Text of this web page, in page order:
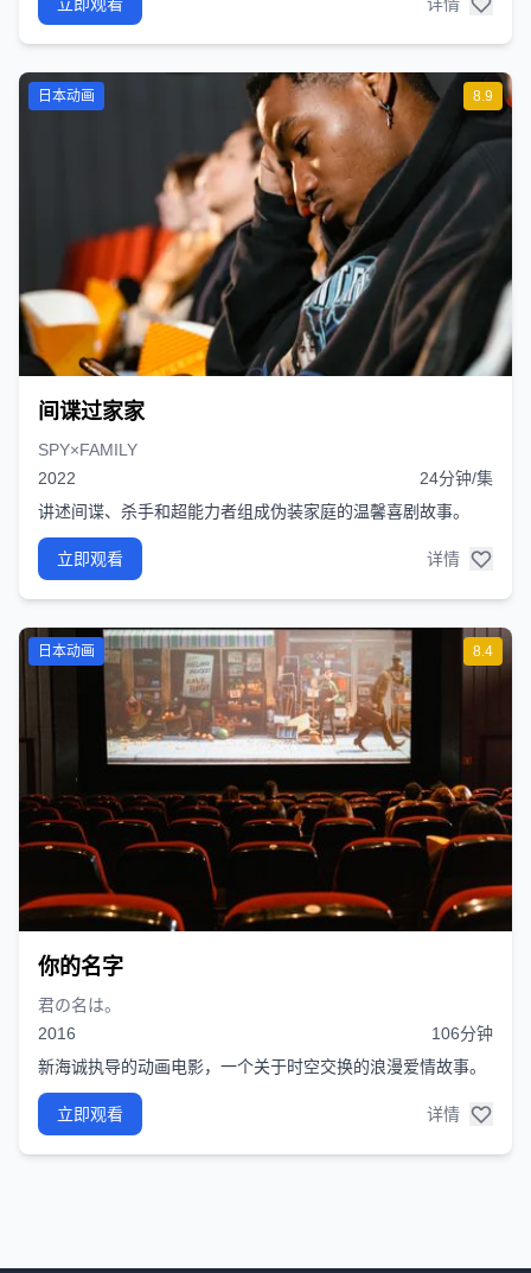
8.9
日本动画
间谍过家家
SPY×FAMILY
2022
24分钟/集
讲述间谍、杀手和超能力者组成伪装家庭的温馨喜剧故事。
立即观看 详情
8.4
日本动画
你的名字
君の名は。
2016
106分钟
新海诚执导的动画电影，一个关于时空交换的浪漫爱情故事。
立即观看 详情